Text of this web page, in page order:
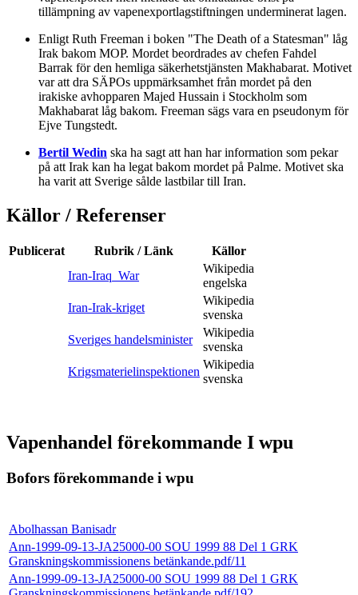
tillämpning av vapenexportlagstiftningen underminerat lagen.
Enligt Ruth Freeman i boken "The Death of a Statesman" låg
Irak bakom MOP. Mordet beordrades av chefen Fahdel
Barrak för den hemliga säkerhetstjänsten Makhabarat. Motivet
var att dra SÄPOs uppmärksamhet från mordet på den
irakiske avhopparen Majed Hussain i Stockholm som
Makhabarat låg bakom. Freeman sägs vara en pseudonym för
Ejve Tungstedt.
Bertil Wedin ska ha sagt att han har information som pekar
på att Irak kan ha legat bakom mordet på Palme. Motivet ska
ha varit att Sverige sålde lastbilar till Iran.
Källor / Referenser
Publicerat Rubrik / Länk
Källor
Iran-Iraq_War
Wikipedia
engelska
Iran-Irak-kriget
Wikipedia
svenska
Sveriges handelsminister
Wikipedia
svenska
Krigsmaterielinspektionen
Wikipedia
svenska
Vapenhandel förekommande I wpu
Bofors förekommande i wpu
Abolhassan Banisadr
Ann-1999-09-13-JA25000-00 SOU 1999 88 Del 1 GRK
Granskningskommissionens betänkande.pdf/11
Ann-1999-09-13-JA25000-00 SOU 1999 88 Del 1 GRK